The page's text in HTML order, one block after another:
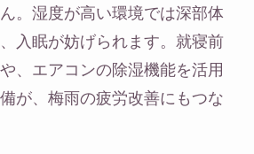
。湿度が高い環境では深部体
入眠が妨げられます。就寝前
、エアコンの除湿機能を活用
が、梅雨の疲労改善にもつな